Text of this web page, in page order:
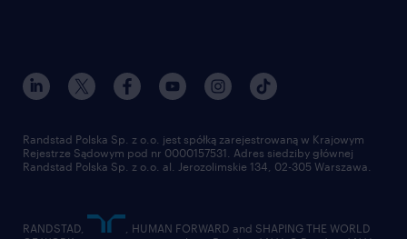
Randstad Polska Sp. z o.o. jest spółką zarejestrowaną w Krajowym
Rejestrze Sądowym pod nr 0000157531. Adres siedziby głównej
Randstad Polska Sp. z o.o. al. Jerozolimskie 134, 02-305 Warszawa.
RANDSTAD,
, HUMAN FORWARD and SHAPING THE WORLD